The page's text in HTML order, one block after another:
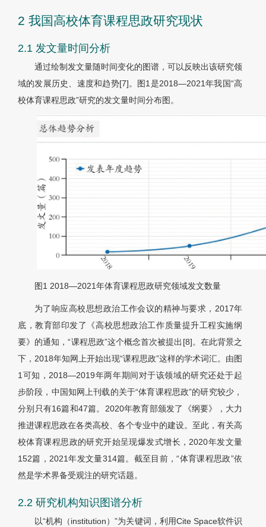
2 我国高校体育课程思政研究现状
2.1 发文量时间分析
通过绘制发文量随时间变化的图谱，可以反映出该研究领
域的发展历史、速度和趋势[7]。图1是2018—2021年我国“高
校体育课程思政”研究的发文量时间分布图。
图1 2018—2021年体育课程思政研究领域发文数量
为了响应高校思想政治工作会议的精神与要求，2017年
底，教育部印发了《高校思想政治工作质量提升工程实施纲
要》的通知，“课程思政”这个概念首次被提出[8]。在此背景之
下，2018年知网上开始出现“课程思政”这样的学术词汇。由图
1可知，2018—2019年两年期间对于该领域的研究还处于起
步阶段，中国知网上刊载的关于“体育课程思政”的研究较少，
分别只有16篇和47篇。2020年教育部颁发了《纲要》，大力
推进课程思政在各类高校、各个专业中的建设。至此，有关高
校体育课程思政的研究开始呈现爆发式增长，2020年发文量
152篇，2021年发文量314篇。截至目前，“体育课程思政”依
然是学术界备受观注的研究话题。
2.2 研究机构知识图谱分析
以“机构（institution）”为关键词，利用Cite Space软件识